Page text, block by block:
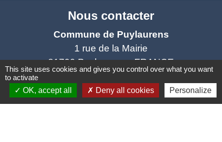
Nous contacter
Commune de Puylaurens
1 rue de la Mairie
81700 Puylaurens - FRANCE
+33 5 63 75 00 18
Contact par formulaire
This site uses cookies and gives you control over what you want
to activate
OK, accept all
Deny all cookies Personalize